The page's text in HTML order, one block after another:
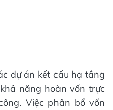
dự án kết cấu hạ tầng
năng hoàn vốn trực
Việc phân bổ vốn